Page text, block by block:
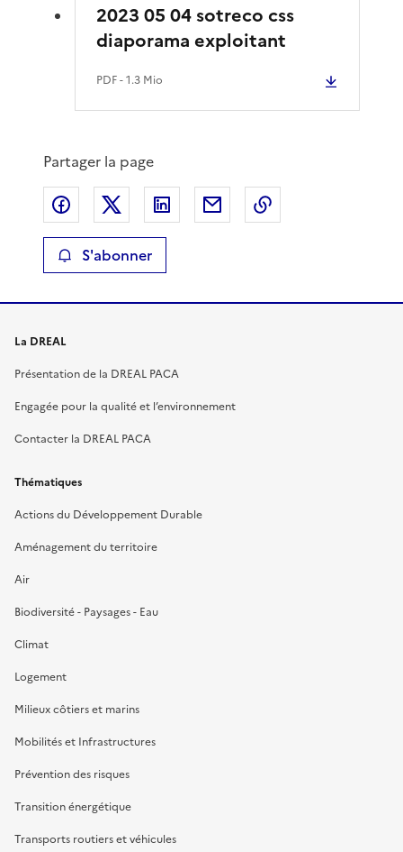
2023 05 04 sotreco css
diaporama exploitant
PDF- 1.3 Mio
Partager la page
Partager sur Facebook
Partager sur XPartager sur LinkedIn
Partager par email
S'abonner
La DREAL
Présentation de la DREAL PACA
Engagée pour la qualité et l’environnement
Contacter la DREAL PACA
Thématiques
Actions du Développement Durable
Aménagement du territoire
Air
Biodiversité - Paysages - Eau
Climat
Logement
Milieux côtiers et marins
Mobilités et Infrastructures
Prévention des risques
Transition énergétique
Transports routiers et véhicules